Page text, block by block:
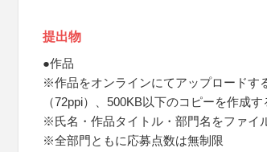
提出物
●作品
※作品をオンラインにてアップロードす
（72ppi）、500KB以下のコピーを作成す
※氏名・作品タイトル・部門名をファイ
※全部門ともに応募点数は無制限